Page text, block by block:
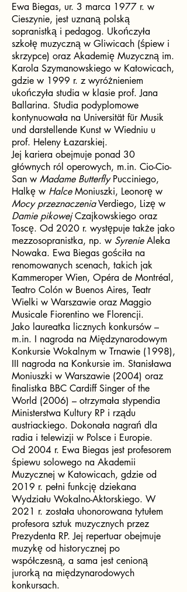
Ewa Biegas, ur. 3 marca 1977 r. w
Cieszynie, jest uznaną polską
sopranistką i pedagog. Ukończyła
szkołę muzyczną w Gliwicach (śpiew i
skrzypce) oraz Akademię Muzyczną im.
Karola Szymanowskiego w Katowicach,
gdzie w 1999 r. z wyróżnieniem
ukończyła studia w klasie prof. Jana
Ballarina. Studia podyplomowe
kontynuowała na Universität für Musik
und darstellende Kunst w Wiedniu u
prof. Heleny Łazarskiej.
Jej kariera obejmuje ponad 30
głównych ról operowych, m.in. Cio-Cio-
San w Madame ButterflyPucciniego,
Halkę w HalceMoniuszki, Leonorę w
Mocy przeznaczeniaVerdiego, Lizę w
Damie pikowejCzajkowskiego oraz
Toscę. Od 2020 r. występuje także jako
mezzosopranistka, np. w SyrenieAleka
Nowaka. Ewa Biegas gościła na
renomowanych scenach, takich jak
Kammeroper Wien, Opéra de Montréal,
Teatro Colón w Buenos Aires, Teatr
Wielki w Warszawie oraz Maggio
Musicale Fiorentino we Florencji.
Jako laureatka licznych konkursów –
m.in. I nagroda na Międzynarodowym
Konkursie Wokalnym w Trnawie (1998),
III nagroda na Konkursie im. Stanisława
Moniuszki w Warszawie (2004) oraz
finalistka BBC Cardiff Singer of the
World (2006) – otrzymała stypendia
Ministerstwa Kultury RP i rządu
austriackiego. Dokonała nagrań dla
radia i telewizji w Polsce i Europie.
Od 2004 r. Ewa Biegas jest profesorem
śpiewu solowego na Akademii
Muzycznej w Katowicach, gdzie od
2019 r. pełni funkcję dziekana
Wydziału Wokalno-Aktorskiego. W
2021 r. została uhonorowana tytułem
profesora sztuk muzycznych przez
Prezydenta RP. Jej repertuar obejmuje
muzykę od historycznej po
współczesną, a sama jest cenioną
jurorką na międzynarodowych
konkursach.